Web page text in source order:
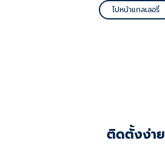
ไปหน้าแกลเลอรี่
ติดตั้งง่าย